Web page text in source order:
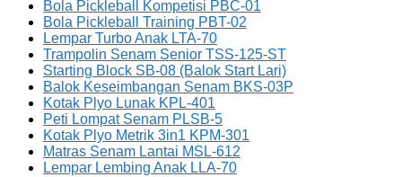
Bola Pickleball Kompetisi PBC-01
Bola Pickleball Training PBT-02
Lempar Turbo Anak LTA-70
Trampolin Senam Senior TSS-125-ST
Starting Block SB-08 (Balok Start Lari)
Balok Keseimbangan Senam BKS-03P
Kotak Plyo Lunak KPL-401
Peti Lompat Senam PLSB-5
Kotak Plyo Metrik 3in1 KPM-301
Matras Senam Lantai MSL-612
Lempar Lembing Anak LLA-70